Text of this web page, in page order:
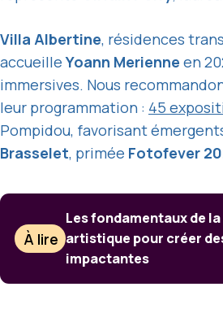
Villa Albertine, résidences
accueilleYoann Merienne en
immersives. Nous
leur programmation : 45
Pompidou, favorisant
Brasselet, primée Fotofever
À lire
Les fondamentaux de
artistique pour créer
impactantes